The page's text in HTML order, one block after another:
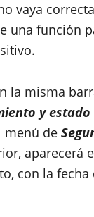
vaya
una función
la misma
y
menú de
aparecerá
con la